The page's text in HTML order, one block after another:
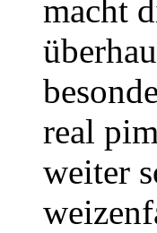
macht
real
weiter